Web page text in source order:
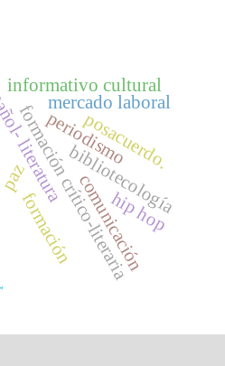
formación crítico-literaria
informativo cultural
periodismo
posacuerdo.
formación
mercado laboral
comunicación
bibliotecología
hip hop